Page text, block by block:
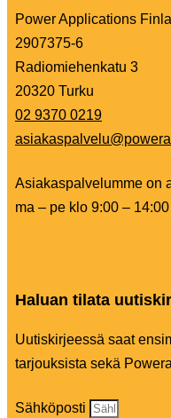
Power Applications
2907375-6
Radiomiehenkatu 3
20320 Turku
02 9370 0219
Asiakaspalvelumme on
ma – pe klo 9:00 – 14:00
Haluan tilata
Uutiskirjeessä saat
tarjouksista sekä
Sähköposti